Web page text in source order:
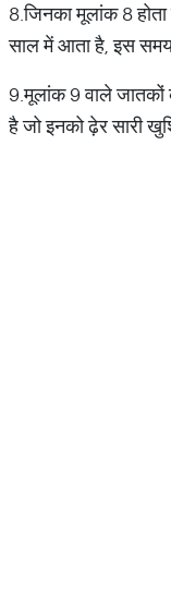
8.जिनका मूलांक 8
साल में आता है, इस
9.मूलांक 9 वाले
है जो इनको ढ़ेर सारी